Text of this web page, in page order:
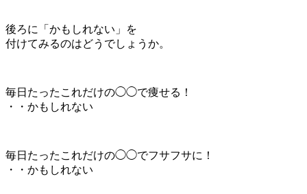
後ろに「かもしれない」を
付けてみるのはどうでしょうか。
毎日たったこれだけの◯◯で痩せる！
・・かもしれない
毎日たったこれだけの◯◯でフサフサに！
・・かもしれない